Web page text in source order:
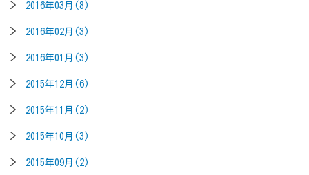
2016年03月(8)
2016年02月(3)
2016年01月(3)
2015年12月(6)
2015年11月(2)
2015年10月(3)
2015年09月(2)